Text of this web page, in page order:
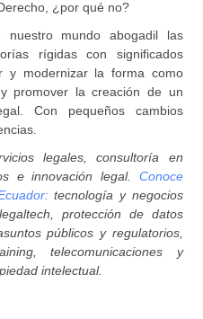
¿por qué no?
nuestro mundo abogadil las
rígidas con significados
y modernizar la forma como
promover la creación de un
Con pequeños cambios
legales, consultoría en
e innovación legal. Conoce
tecnología y negocios
protección de datos
públicos y regulatorios,
telecomunicaciones y
intelectual.